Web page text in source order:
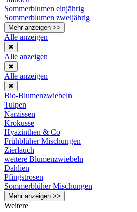
Sommerblumen einjährig
Sommerblumen zweijährig
Mehr anzeigen >>
Alle anzeigen
✖
Alle anzeigen
✖
Alle anzeigen
✖
Bio-Blumenzwiebeln
Tulpen
Narzissen
Krokusse
Hyazinthen & Co
Frühblüher Mischungen
Zierlauch
weitere Blumenzwiebeln
Dahlien
Pfingstrosen
Sommerblüher Mischungen
Mehr anzeigen >>
Weitere